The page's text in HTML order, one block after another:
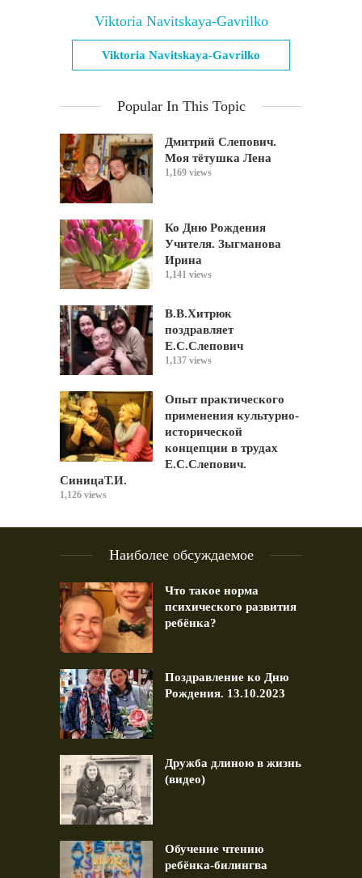
Viktoria Navitskaya-Gavrilko
Viktoria Navitskaya-Gavrilko
Popular In This Topic
Дмитрий Слепович.
Моя тётушка Лена
1,169 views
Ко Дню Рождения
Учителя. Зыгманова
Ирина
1,141 views
В.В.Хитрюк
поздравляет
Е.С.Слепович
1,137 views
Опыт практического
применения культурно-
исторической
концепции в трудах
Е.С.Слепович.
СиницаТ.И.
1,126 views
Наиболее обсуждаемое
Что такое норма
психического развития
ребёнка?
Поздравление ко Дню
Рождения. 13.10.2023
Дружба длиною в жизнь
(видео)
Обучение чтению
ребёнка-билингва